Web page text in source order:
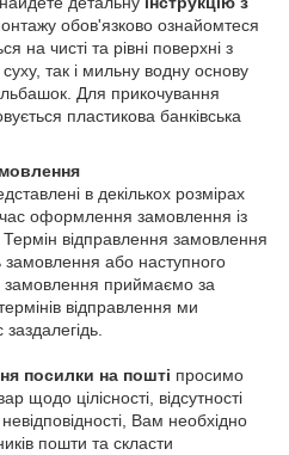
обов'язково ознайомтеся
на чисті та рівні поверхні з
так і мильну водну основу
Для прикочування
пластикова банківська
в декількох розмірах
оформлення замовлення із
відправлення замовлення
замовлення або наступного
замовлення приймаємо за
відправлення ми
посилки на пошті просимо
щодо цілісності, відсутності
Вам необхідно
пошти та скласти